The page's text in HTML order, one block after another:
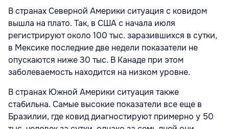
В странах Северной Америки ситуация с ковидом
вышла на плато. Так, в США с начала июля
регистрируют около 100 тыс. заразившихся в сутки,
в Мексике последние две недели показатели не
опускаются ниже 30 тыс. В Канаде при этом
заболеваемость находится на низком уровне.
В странах Южной Америки ситуация также
стабильна. Самые высокие показатели все еще в
Бразилии, где ковид диагностируют примерно у 50